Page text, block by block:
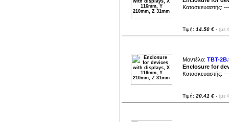
Κατασκευαστής:
Τιμή: 14.50 € - (με
Μοντέλο: TBT-
Enclosure for
Κατασκευαστής:
Τιμή: 20.41 € - (με